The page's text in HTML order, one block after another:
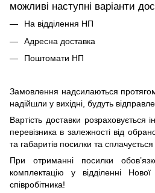
можливі наступні варіанти
На відділення НП
Адресна доставка
Поштомати НП
Замовлення надсилаються
надійшли у вихідні, будуть
Вартість доставки розраховується
перевізника в залежності від
та габаритів посилки та
При отриманні посилки
комплектацію у відділенні
співробітника!